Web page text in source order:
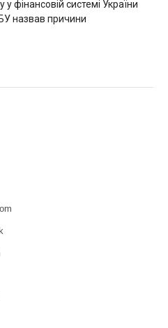
у фінансовій системі України
назвав причини